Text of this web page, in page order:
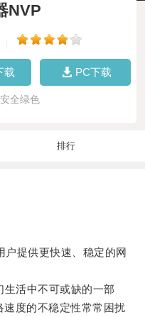
NVP
载 PC下载
全绿色
排行
提供更快速、稳定的网
活中不可或缺的一部
度的不稳定性常常困扰